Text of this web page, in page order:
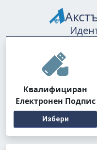
Квалифициран
Електронен Подпис
Избери